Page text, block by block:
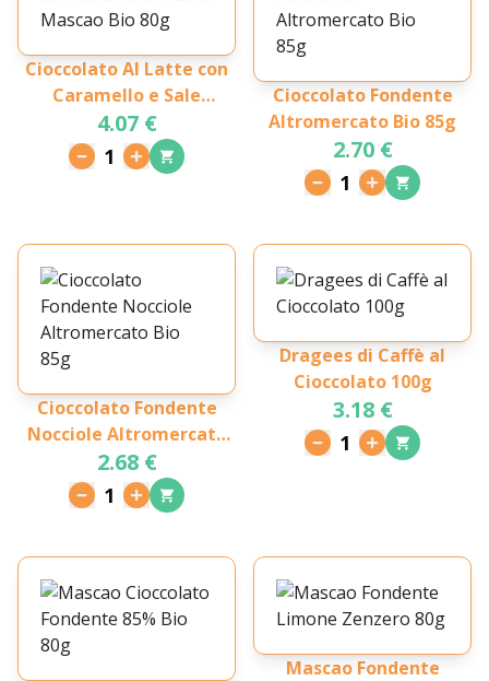
Cioccolato Al Latte con
Caramello e Sale
Mascao Bio 80g
4.07 €
1
Cioccolato Fondente
Altromercato Bio 85g
2.70 €
1
Cioccolato Fondente
Nocciole Altromercato
Bio 85g
2.68 €
1
Dragees di Caffè al
Cioccolato 100g
3.18 €
1
Mascao Fondente